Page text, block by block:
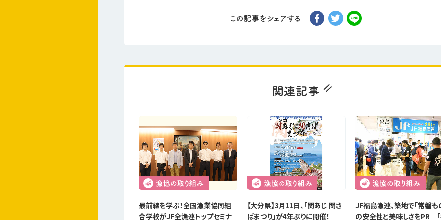
最前線を学ぶ！全国漁業協同組
合学校がJF全漁連トップセミナ
【大分県】3月11日、「関あじ 関さ
ばまつり」が4年ぶりに開催！
JF福島漁連、築地で「常磐も
の安全性と美味しさをPR